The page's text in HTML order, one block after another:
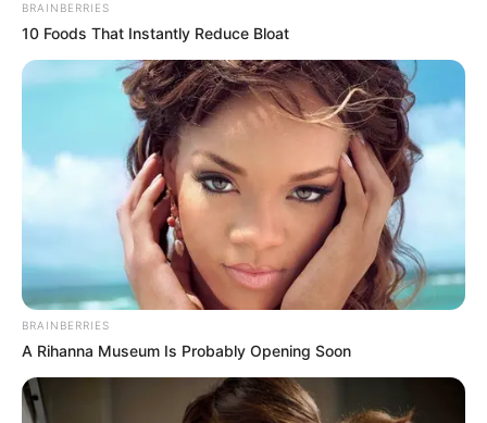
Місце, де можна розслабитися на затишній
терасі, випити смачну каву чи келих сухого вина,
провести час з друзями або ж насолодитися
тишею на самоті.
Розташування:
The Doors знаходиться майже в самому центрі
BRAINBERRIES
10 Foods That Instantly Reduce Bloat
BRAINBERRIES
A Rihanna Museum Is Probably Opening Soon